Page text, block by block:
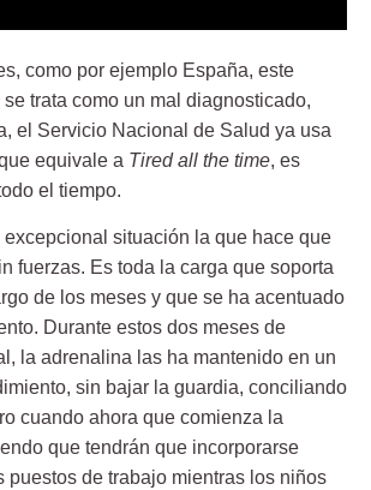
como por ejemplo España, este
trata como un mal diagnosticado,
el Servicio Nacional de Salud ya usa
equivale a Tired all the time, es
el tiempo.
situación la que hace que
fuerzas. Es toda la carga que soporta
de los meses y que se ha acentuado
Durante estos dos meses de
la adrenalina las ha mantenido en un
sin bajar la guardia, conciliando
cuando ahora que comienza la
que tendrán que incorporarse
puestos de trabajo mientras los niños